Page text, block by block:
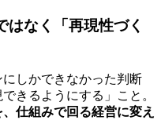
はなく「再現性づく
しかできなかった判断
きるようにする」こと。
仕組みで回る経営に変え